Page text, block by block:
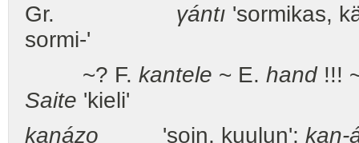
Gr. γántı 'sormikas,
sormi-'
~? F. kantele ~ E. hand !!!
Saite 'kieli'
kanázo 'soin, kuulun'; kan-